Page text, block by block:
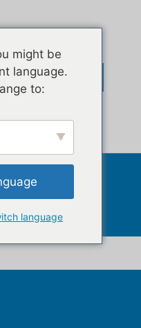
might be
language.
to:
language